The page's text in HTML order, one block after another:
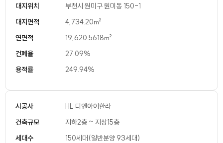
대지위치
부천시 원미구 원미동 150-1
대지면적
4,734.20㎡
연면적
19,620.5618㎡
건폐율
27.09%
용적률
249.94%
시공사
HL 디앤아이한라
건축규모
지하2층 ~ 지상15층
세대수
150세대(일반분양 93세대)